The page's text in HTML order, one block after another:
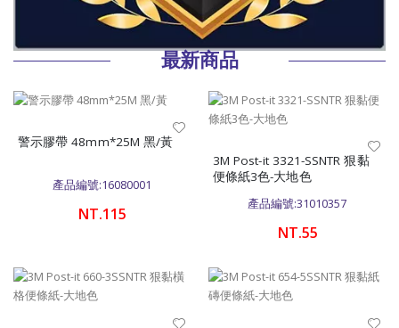
最新商品
警示膠帶 48mm*25M 黑/黃
產品編號:16080001
NT.115
3M Post-it 3321-SSNTR 狠黏
便條紙3色-大地色
產品編號:31010357
NT.55